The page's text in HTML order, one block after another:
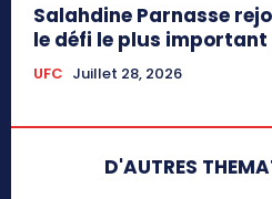
Salahdine Parnasse
le défi le plus important
UFC Juillet 28, 2026
D'AUTRES